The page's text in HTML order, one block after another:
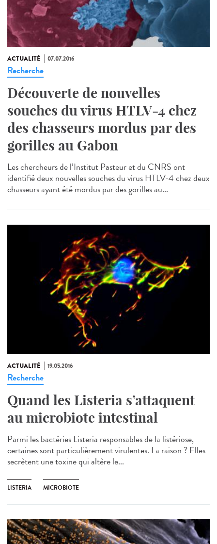
ACTUALITÉ 07.07.2016
Recherche
Découverte de nouvelles
souches du virus HTLV-4 chez
des chasseurs mordus par des
gorilles au Gabon
Les chercheurs de l’Institut Pasteur et du CNRS ont
identifié deux nouvelles souches du virus HTLV-4 chez deux
chasseurs ayant été mordus par des gorilles au...
ACTUALITÉ 19.05.2016
Recherche
Quand les Listeria s’attaquent
au microbiote intestinal
Parmi les bactéries Listeria responsables de la listériose,
certaines sont particulièrement virulentes. La raison ? Elles
secrètent une toxine qui altère le...
LISTERIA MICROBIOTE